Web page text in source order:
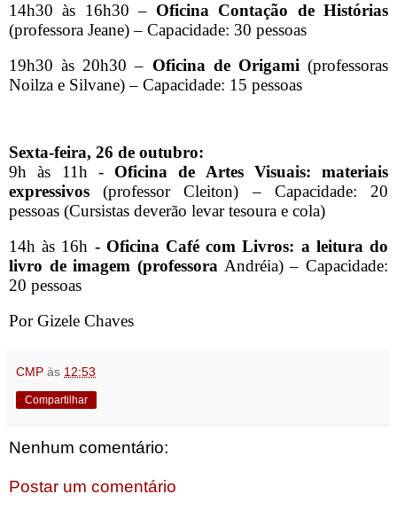
14h30 às 16h30 – Oficina Contação de Histórias
(professora Jeane) – Capacidade: 30 pessoas
19h30 às 20h30 – Oficina de Origami(professoras
Noilza e Silvane) – Capacidade: 15 pessoas
Sexta-feira, 26 de outubro:
9h às 11h - Oficina de Artes Visuais: materiais
expressivos(professor
Cleiton) – Capacidade: 20
pessoas (Cursistas deverão levar tesoura e cola)
14h às 16h - Oficina Café com Livros: a leitura do
livro de imagem (professora Andréia) – Capacidade:
20 pessoas
Por Gizele Chaves
CMP às 12:53
Compartilhar
Nenhum comentário:
Postar um comentário